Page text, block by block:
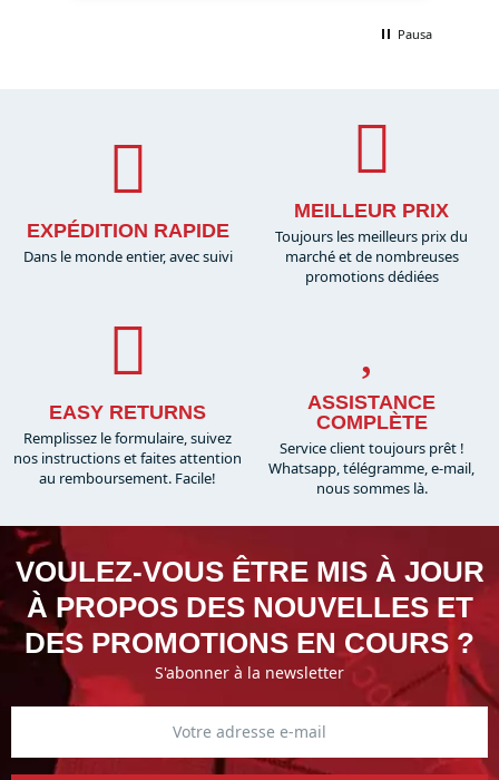
Pausa
EXPÉDITION RAPIDE
Dans le monde entier, avec suivi
MEILLEUR PRIX
Toujours les meilleurs prix du
marché et de nombreuses
promotions dédiées
EASY RETURNS
Remplissez le formulaire, suivez
nos instructions et faites attention
au remboursement. Facile!
ASSISTANCE
COMPLÈTE
Service client toujours prêt !
Whatsapp, télégramme, e-mail,
nous sommes là.​
VOULEZ-VOUS ÊTRE MIS À JOUR
À PROPOS DES NOUVELLES ET
DES PROMOTIONS EN COURS ?
S'abonner à la newsletter